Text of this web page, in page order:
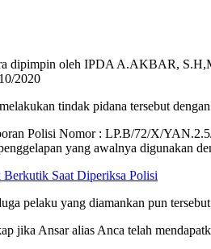
oleh IPDA A.AKBAR,
2020
tindak pidana tersebut
Polisi Nomor : LP.B/72/X/
yang awalnya digunakan
Saat Diperiksa Polisi
pelaku yang diamankan pun
jika Ansar alias Anca telah